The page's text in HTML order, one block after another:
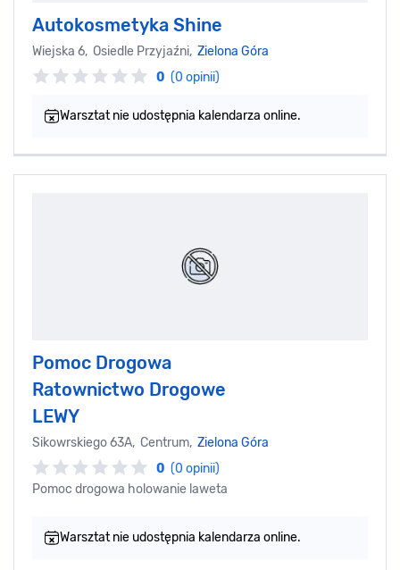
Autokosmetyka Shine
Wiejska 6, Osiedle Przyjaźni, Zielona Góra
0 (0 opinii)
Warsztat nie udostępnia kalendarza online.
Pomoc Drogowa
Ratownictwo Drogowe
LEWY
Sikowrskiego 63A, Centrum, Zielona Góra
0 (0 opinii)
Pomoc drogowa holowanie laweta
Warsztat nie udostępnia kalendarza online.